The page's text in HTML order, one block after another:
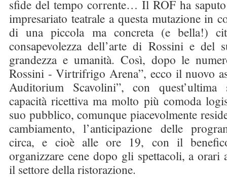
sfide del tempo corrente… Il ROF ha
impresariato teatrale a questa mutazione in
di una piccola ma concreta (e bella!)
consapevolezza dell’arte di Rossini e del
grandezza e umanità. Così, dopo le
Rossini - Virtrifrigo Arena”, ecco il nuovo
Auditorium Scavolini”, con
capacità ricettiva ma molto più comoda
suo pubblico, comunque piacevolmente
cambiamento, l’anticipazione delle
circa, e cioè alle ore 19, con il
organizzare cene dopo gli spettacoli, a orari
il settore della ristorazione.